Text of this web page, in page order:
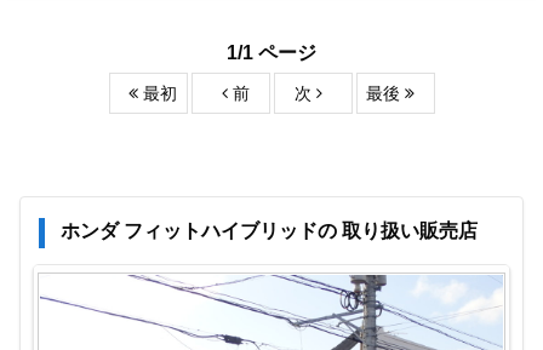
1/1 ページ
最初 前 次 最後
ホンダ フィットハイブリッドの 取り扱い販売店